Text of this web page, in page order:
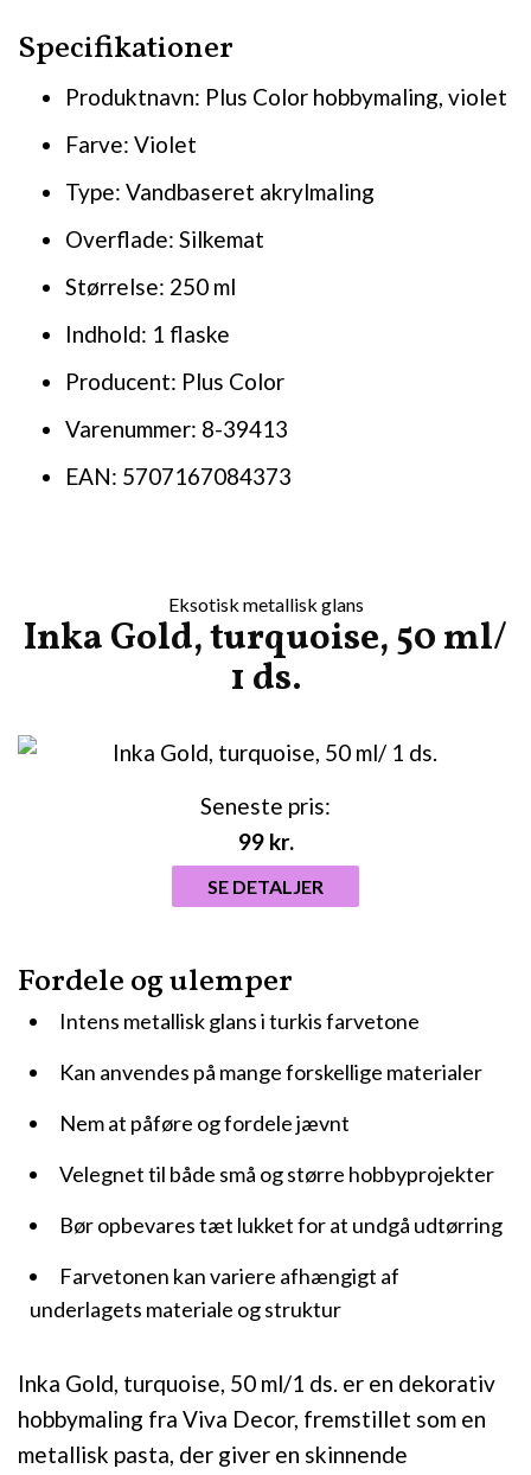
Specifikationer
Produktnavn: Plus Color hobbymaling, violet
Farve: Violet
Type: Vandbaseret akrylmaling
Overflade: Silkemat
Størrelse: 250 ml
Indhold: 1 flaske
Producent: Plus Color
Varenummer: 8-39413
EAN: 5707167084373
Eksotisk metallisk glans
Inka Gold, turquoise, 50 ml/
1 ds.
Inka Gold, turquoise, 50 ml/1 ds. er en dekorativ
hobbymaling fra Viva Decor, fremstillet som en
metallisk pasta, der giver en skinnende
Fordele og ulemper
Intens metallisk glans i turkis farvetone
Kan anvendes på mange forskellige materialer
Nem at påføre og fordele jævnt
Velegnet til både små og større hobbyprojekter
Bør opbevares tæt lukket for at undgå udtørring
Farvetonen kan variere afhængigt af
underlagets materiale og struktur
Seneste pris:
99 kr.
SE DETALJER